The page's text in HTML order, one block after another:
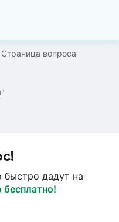
Страница вопроса
быстро дадут на
бесплатно!